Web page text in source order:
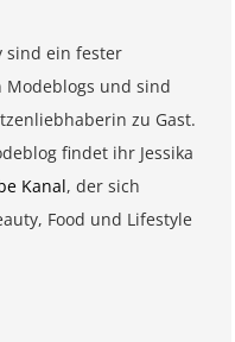
sind ein fester
Modeblogs und sind
zu Gast.
findet ihr Jessika
Kanal, der sich
Food und Lifestyle